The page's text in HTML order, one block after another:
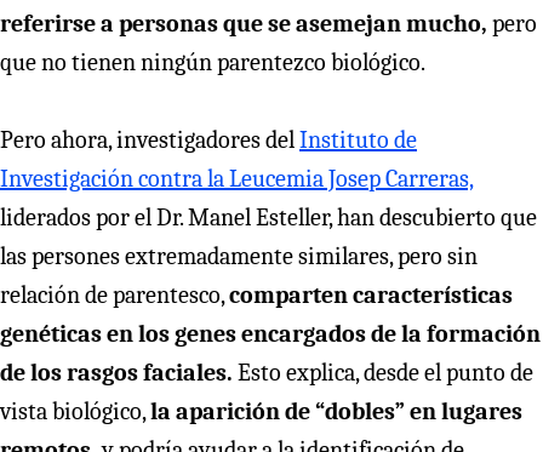
referirse a personas que se asemejan mucho, pero
que no tienen ningún parentezco biológico.
Pero ahora, investigadores delInstituto de
Investigación contra la Leucemia Josep Carreras,
liderados por el Dr. Manel Esteller, han descubierto que
las persones extremadamente similares, pero sin
relación de parentesco,comparten características
genéticas en los genes encargados de la formación
de los rasgos faciales. Esto explica, desde el punto de
vista biológico,la aparición de “dobles” en lugares